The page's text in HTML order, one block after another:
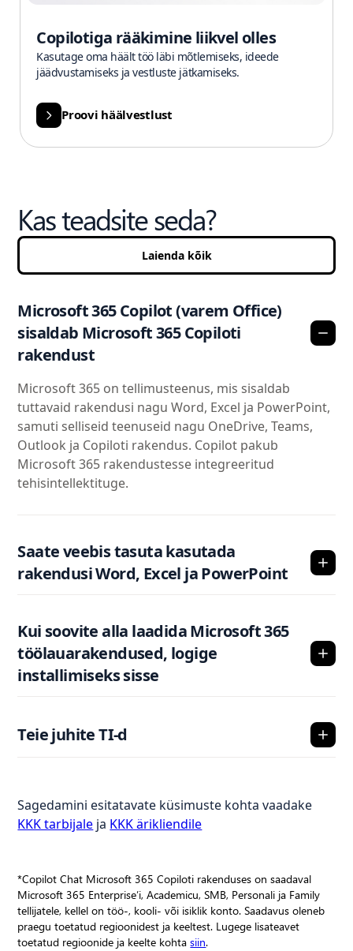
Copilotiga rääkimine liikvel olles
Kasutage oma häält töö läbi mõtlemiseks, ideede
jäädvustamiseks ja vestluste jätkamiseks.
Proovi häälvestlust
Kas teadsite seda?
Laienda kõik
Microsoft 365 Copilot (varem Office)
sisaldab Microsoft 365 Copiloti
rakendust
Microsoft 365 on tellimusteenus, mis sisaldab
tuttavaid rakendusi nagu Word, Excel ja PowerPoint,
samuti selliseid teenuseid nagu OneDrive, Teams,
Outlook ja Copiloti rakendus. Copilot pakub
Microsoft 365 rakendustesse integreeritud
tehisintellektituge.
Saate veebis tasuta kasutada
rakendusi Word, Excel ja PowerPoint
Kui soovite alla laadida Microsoft 365
töölauarakendused, logige
installimiseks sisse
Teie juhite TI-d
Sagedamini esitatavate küsimuste kohta vaadake
KKK tarbijale ja KKK ärikliendile
*Copilot Chat Microsoft 365 Copiloti rakenduses on saadaval
Microsoft 365 Enterprise’i, Academicu, SMB, Personali ja Family
tellijatele, kellel on töö-, kooli- või isiklik konto. Saadavus oleneb
praegu toetatud regioonidest ja keeltest. Lugege lisateavet
toetatud regioonide ja keelte kohtasiin.